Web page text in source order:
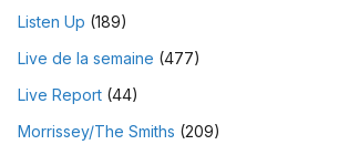
Listen Up (189)
Live de la semaine (477)
Live Report (44)
Morrissey/The Smiths (209)